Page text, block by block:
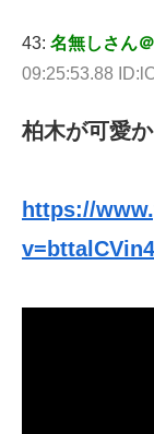
43: 名無しさん
09:25:53.88
柏木が可愛
https://